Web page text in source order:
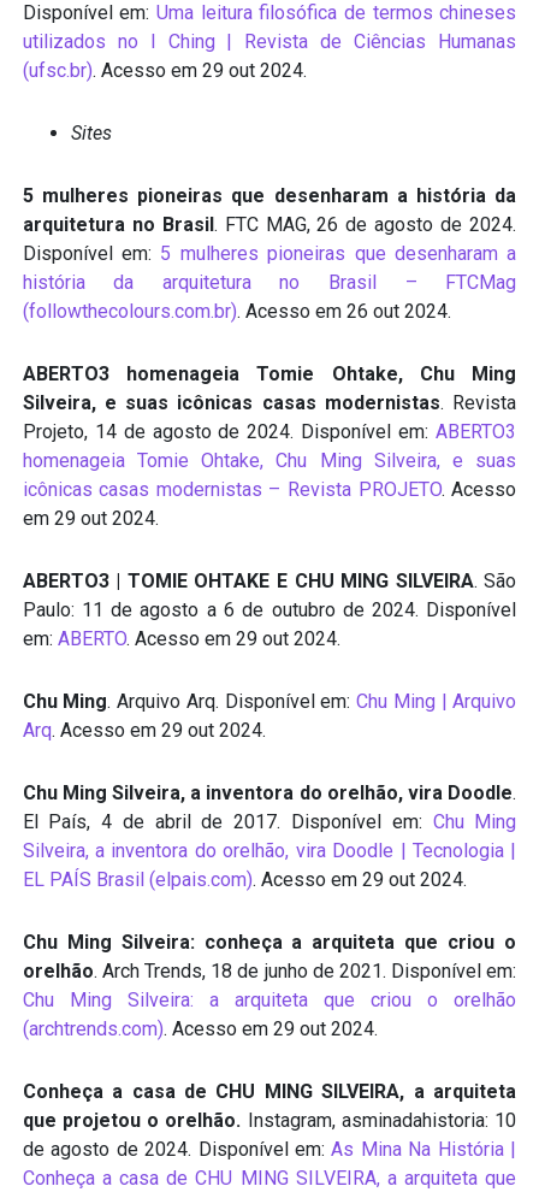
Disponível em: Uma leitura filosófica de termos chineses
utilizados no I Ching | Revista de Ciências Humanas
(ufsc.br). Acesso em 29 out 2024.
Sites
5 mulheres pioneiras que desenharam a história da
arquitetura no Brasil . FTC MAG, 26 de agosto de 2024.
Disponível em: 5 mulheres pioneiras que desenharam a
história da arquitetura no Brasil – FTCMag
(followthecolours.com.br). Acesso em 26 out 2024.
ABERTO3 homenageia Tomie Ohtake, Chu Ming
Silveira, e suas icônicas casas modernistas. Revista
Projeto, 14 de agosto de 2024. Disponível em:ABERTO3
homenageia Tomie Ohtake, Chu Ming Silveira, e suas
icônicas casas modernistas – Revista PROJETO. Acesso
em 29 out 2024.
ABERTO3 | TOMIE OHTAKE E CHU MING SILVEIRA. São
Paulo: 11 de agosto a 6 de outubro de 2024. Disponível
em: ABERTO. Acesso em 29 out 2024.
Chu Ming. Arquivo Arq. Disponível em:Chu Ming | Arquivo
Arq. Acesso em 29 out 2024.
Chu Ming Silveira, a inventora do orelhão, vira Doodle.
El País, 4 de abril de 2017. Disponível em: Chu Ming
Silveira, a inventora do orelhão, vira Doodle | Tecnologia |
EL PAÍS Brasil (elpais.com). Acesso em 29 out 2024.
Chu Ming Silveira: conheça a arquiteta que criou o
orelhão. Arch Trends, 18 de junho de 2021. Disponível em:
Chu Ming Silveira: a arquiteta que criou o orelhão
(archtrends.com). Acesso em 29 out 2024.
Conheça a casa de CHU MING SILVEIRA, a arquiteta
que projetou o orelhão. Instagram, asminadahistoria: 10
de agosto de 2024. Disponível em:As Mina Na História |
Conheça a casa de CHU MING SILVEIRA, a arquiteta que